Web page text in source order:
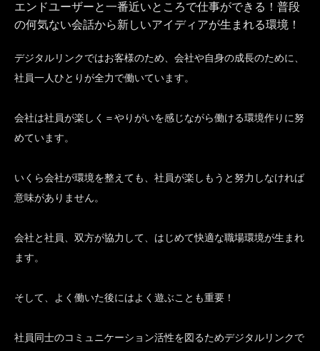
エンドユーザーと一番近いところで仕事ができる！普段
の何気ない会話から新しいアイディアが生まれる環境！
デジタルリンクではお客様のため、会社や自身の成長のために、
社員一人ひとりが全力で働いています。
会社は社員が楽しく＝やりがいを感じながら働ける環境作りに努
めています。
いくら会社が環境を整えても、社員が楽しもうと努力しなければ
意味がありません。
会社と社員、双方が協力して、はじめて快適な職場環境が生まれ
ます。
そして、よく働いた後にはよく遊ぶことも重要！
社員同士のコミュニケーション活性を図るためデジタルリンクで